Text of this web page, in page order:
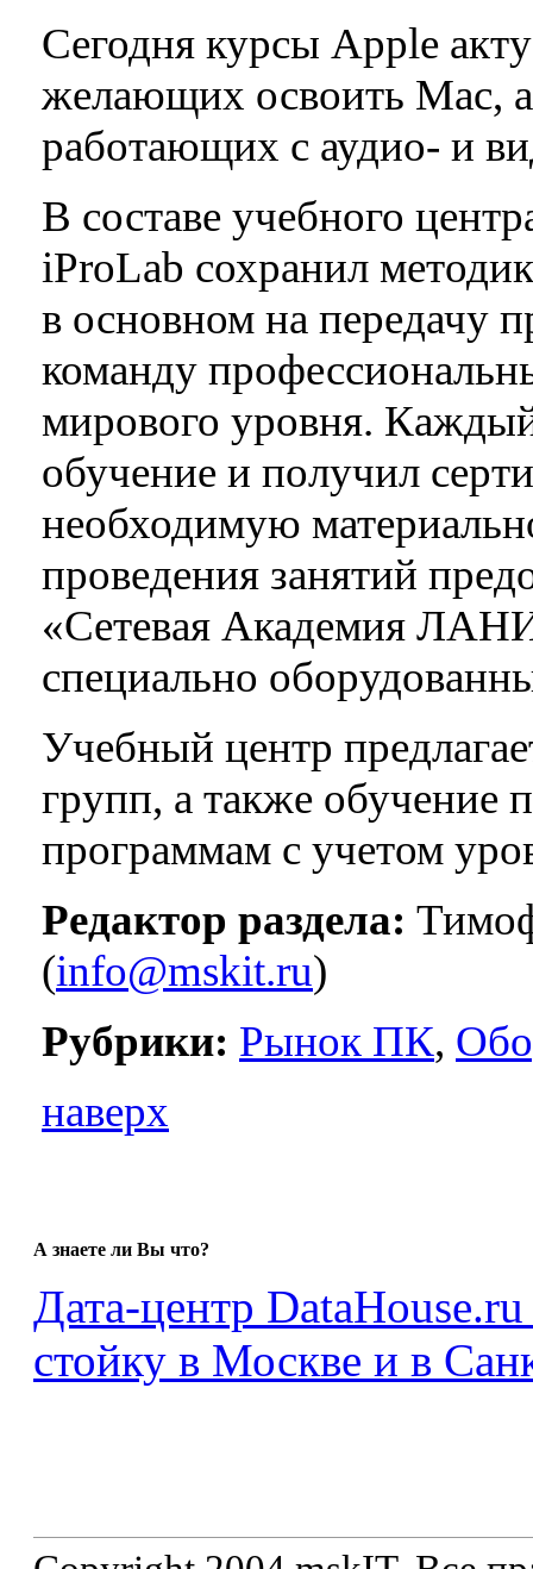
Сегодня курсы Apple
желающих освоить Mac,
работающих с аудио- и
В составе учебного
iProLab сохранил
в основном на передачу
команду
мирового уровня.
обучение и получил
необходимую
проведения занятий
«Сетевая Академия
специально
Учебный центр
групп, а также обучение
программам с учетом
Редактор раздела:
(info@mskit.ru)
Рубрики: Рынок ПК,
наверх
А знаете ли Вы что?
Дата-центр DataHouse.ru
стойку в Москве и в